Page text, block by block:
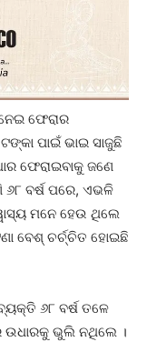
ଫେରାର
ପାଇଁ ଭାଇ ସାଜୁଛି
ଫେରାଇବାକୁ ଜଣେ
ବର୍ଷ ପରେ, ଏଭଳି
ମନେ ହେଉ ଥିଲେ
ବେଶ୍ ଚର୍ଚ୍ଚିତ ହୋଇଛି
୬୮ ବର୍ଷ ତଳେ
ଉଧାରକୁ ଭୁଲି ନଥିଲେ ।